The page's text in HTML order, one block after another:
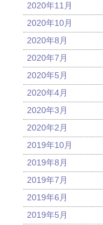
2020年11月
2020年10月
2020年8月
2020年7月
2020年5月
2020年4月
2020年3月
2020年2月
2019年10月
2019年8月
2019年7月
2019年6月
2019年5月